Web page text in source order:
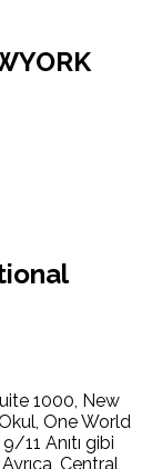
1000, New
One World
11 Anıtı gibi
Central